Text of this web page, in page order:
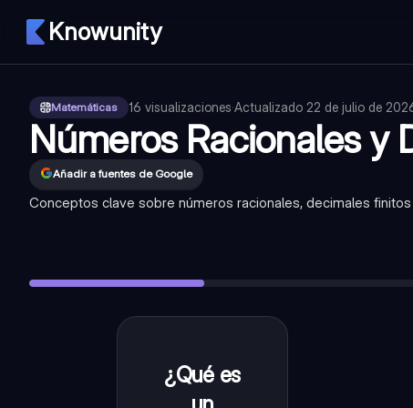
Knowunity
Matemáticas 16 visualizaciones·Actualizado 22 de julio de
Números Racionales y
Añadir a fuentes de Google
Conceptos clave sobre números racionales, decimales
¿Qué es
Cualquier
número
Cualquier número que se
¿Cómo se representa un número racional?
¿Qué es un decimal finito?—Un número decimal que tiene
Da un ejemplo de decimal finito.
0.5, 2.75, 1.250